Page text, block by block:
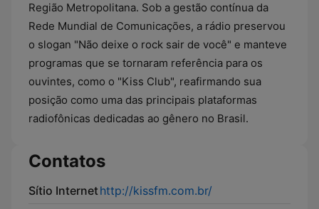
Região Metropolitana. Sob a gestão contínua da
Rede Mundial de Comunicações, a rádio preservou
o slogan "Não deixe o rock sair de você" e manteve
programas que se tornaram referência para os
ouvintes, como o "Kiss Club", reafirmando sua
posição como uma das principais plataformas
radiofônicas dedicadas ao gênero no Brasil.
Contatos
Sítio Internethttp://kissfm.com.br/